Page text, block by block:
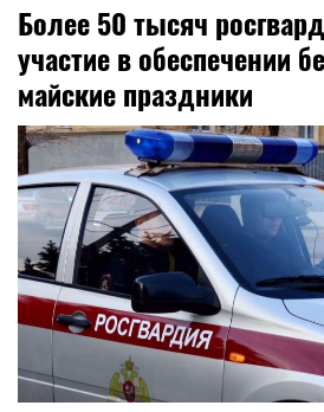
Более 50 тысяч
участие в обеспечении
майские праздники